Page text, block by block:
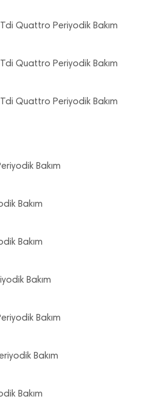
Quattro Periyodik Bakım
Quattro Periyodik Bakım
Quattro Periyodik Bakım
Bakım
Bakım
Bakım
Bakım
Bakım
Bakım
Bakım